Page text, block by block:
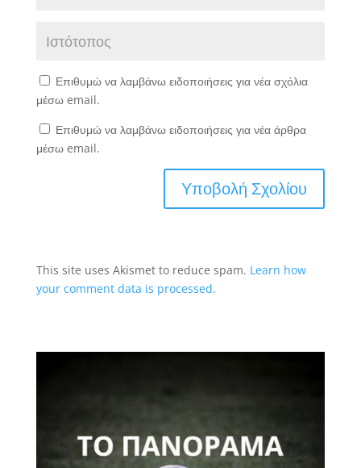
Επιθυμώ να λαμβάνω ειδοποιήσεις για νέα σχόλια
μέσω email.
Επιθυμώ να λαμβάνω ειδοποιήσεις για νέα άρθρα
μέσω email.
This site uses Akismet to reduce spam. Learn how
your comment data is processed.